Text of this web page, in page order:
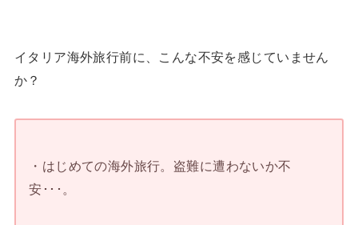
イタリア海外旅行前に、こんな不安を感じていません
か？
・はじめての海外旅行。盗難に遭わないか不
安･･･。